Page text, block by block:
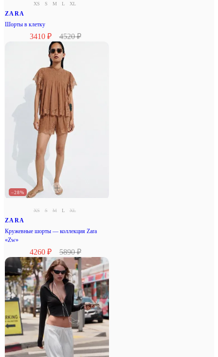
XS S M L XL
ZARA
Шорты в клетку
3410 ₽ 4520 ₽
–28%
XS S M L XL
ZARA
Кружевные шорты — коллекция Zara
«Zw»
4260 ₽ 5890 ₽